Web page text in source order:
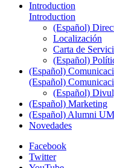
Introduction
Introduction
(Español)
Localización
Carta de
(Español)
(Español)
(Español)
(Español)
(Español) Marketing
(Español) Alumni
Novedades
Facebook
Twitter